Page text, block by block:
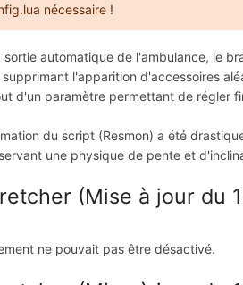
nécessaire !
sortie automatique de l'ambulance, le
l'apparition d'accessoires
d'un paramètre permettant de régler
du script (Resmon) a été
une physique de pente et
(Mise à jour du
ne pouvait pas être désactivé.